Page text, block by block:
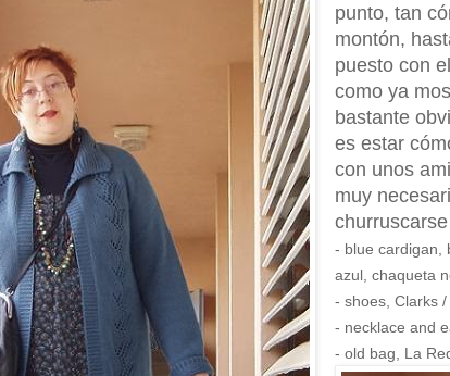
punto, tan
montón,
puesto con
como ya
bastante
es estar
con unos
muy
- blue cardigan,
azul, chaqueta
- shoes, Clarks
- necklace and
- old bag, La